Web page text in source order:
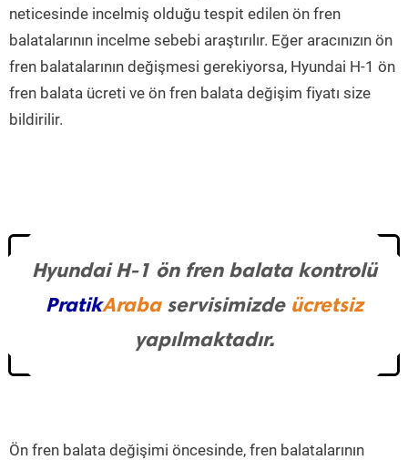
neticesinde incelmiş olduğu tespit edilen ön fren
balatalarının incelme sebebi araştırılır. Eğer aracınızın ön
fren balatalarının değişmesi gerekiyorsa, Hyundai H-1 ön
fren balata ücreti ve ön fren balata değişim fiyatı size
bildirilir.
Hyundai H-1 ön fren balata kontrolü
PratikArabaservisimizde ücretsiz
yapılmaktadır.
Ön fren balata değişimi öncesinde, fren balatalarının